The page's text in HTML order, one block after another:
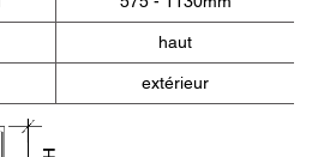
haut
extérieur